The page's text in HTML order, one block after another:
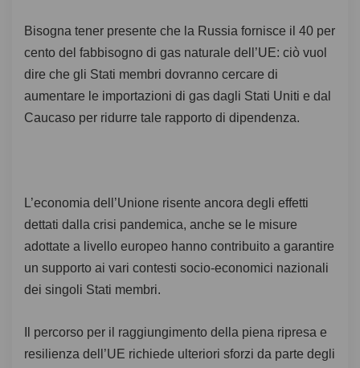
Bisogna tener presente che la Russia fornisce il 40 per
cento del fabbisogno di gas naturale dell’UE: ciò vuol
dire che gli Stati membri dovranno cercare di
aumentare le importazioni di gas dagli Stati Uniti e dal
Caucaso per ridurre tale rapporto di dipendenza.
L’economia dell’Unione risente ancora degli effetti
dettati dalla crisi pandemica, anche se le misure
adottate a livello europeo hanno contribuito a garantire
un supporto ai vari contesti socio-economici nazionali
dei singoli Stati membri.
Il percorso per il raggiungimento della piena ripresa e
resilienza dell’UE richiede ulteriori sforzi da parte degli